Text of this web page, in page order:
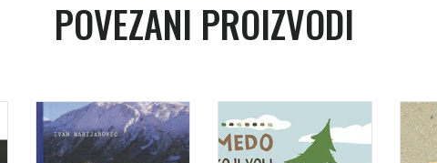
POVEZANI PROIZVODI